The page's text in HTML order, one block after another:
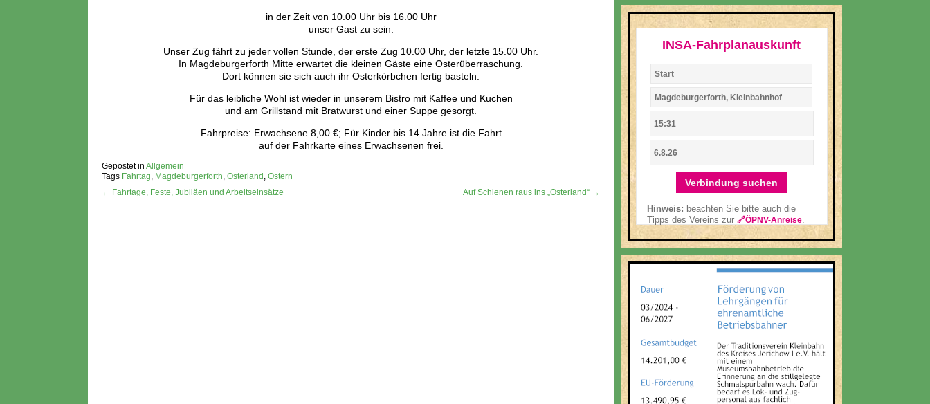
in der Zeit von 10.00 Uhr bis 16.00 Uhr
unser Gast zu sein.
Unser Zug fährt zu jeder vollen Stunde, der erste Zug 10.00 Uhr, der letzte 15.00 Uhr.
In Magdeburgerforth Mitte erwartet die kleinen Gäste eine Osterüberraschung.
Dort können sie sich auch ihr Osterkörbchen fertig basteln.
Für das leibliche Wohl ist wieder in unserem Bistro mit Kaffee und Kuchen
und am Grillstand mit Bratwurst und einer Suppe gesorgt.
Fahrpreise: Erwachsene 8,00 €; Für Kinder bis 14 Jahre ist die Fahrt
auf der Fahrkarte eines Erwachsenen frei.
Gepostet in Allgemein
Tags Fahrtag Magdeburgerforth Osterland Ostern
← Fahrtage, Feste, Jubiläen und Arbeitseinsätze
Auf Schienen raus ins „Osterland“ →
INSA-Fahrplanauskunft
Verbindung suchen
Hinweis: beachten Sie bitte auch die
Tipps des Vereins zur 🔗ÖPNV-Anreise.